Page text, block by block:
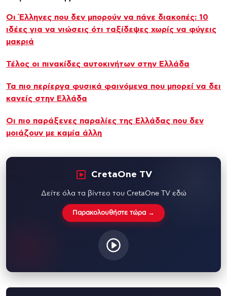
Οι Έλληνες που δεν μπορούν να πάνε διακοπές: 10
ιδέες για να νιώσεις ότι ταξίδεψες χωρίς να φύγεις
μακριά
Τέλος οι πινακίδες αυτοκινήτων στην Ελλάδα
Τα πιο περίεργα φυσικά φαινόμενα που μπορεί να δει
κανείς στην Ελλάδα
Οι πιο παράξενες παραλίες της Ελλάδας που δεν
μοιάζουν με καμία άλλη
CretaOne TV
Δείτε όλα τα βίντεο του CretaOne TV εδώ
Παρακολουθήστε τώρα →